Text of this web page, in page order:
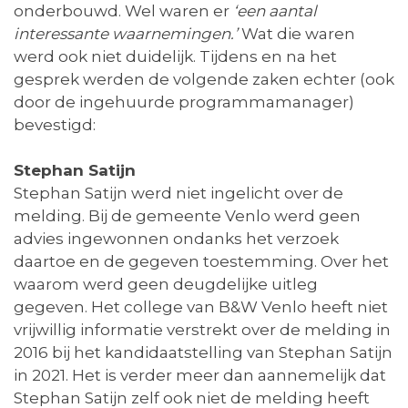
onderbouwd. Wel waren er ‘een aantal
interessante waarnemingen.’Wat die waren
werd ook niet duidelijk. Tijdens en na het
gesprek werden de volgende zaken echter (ook
door de ingehuurde programmamanager)
bevestigd:
Stephan Satijn
Stephan Satijn werd niet ingelicht over de
melding. Bij de gemeente Venlo werd geen
advies ingewonnen ondanks het verzoek
daartoe en de gegeven toestemming. Over het
waarom werd geen deugdelijke uitleg
gegeven. Het college van B&W Venlo heeft niet
vrijwillig informatie verstrekt over de melding in
2016 bij het kandidaatstelling van Stephan Satijn
in 2021. Het is verder meer dan aannemelijk dat
Stephan Satijn zelf ook niet de melding heeft